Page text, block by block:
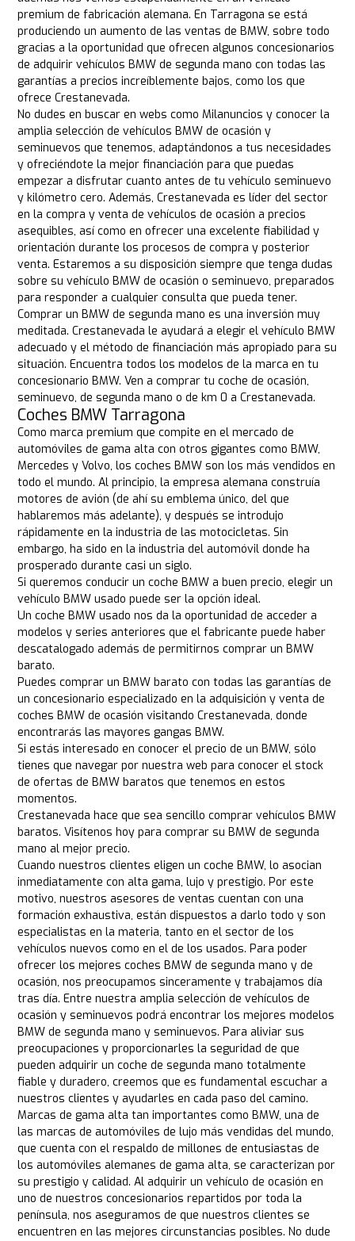
premium de fabricación alemana. En Tarragona se está
produciendo un aumento de las ventas de BMW, sobre todo
gracias a la oportunidad que ofrecen algunos concesionarios
de adquirir vehículos BMW de segunda mano con todas las
garantías a precios increíblemente bajos, como los que
ofrece Crestanevada.
No dudes en buscar en webs como Milanuncios y conocer la
amplia selección de vehículos BMW de ocasión y
seminuevos que tenemos, adaptándonos a tus necesidades
y ofreciéndote la mejor financiación para que puedas
empezar a disfrutar cuanto antes de tu vehículo seminuevo
y kilómetro cero. Además, Crestanevada es líder del sector
en la compra y venta de vehículos de ocasión a precios
asequibles, así como en ofrecer una excelente fiabilidad y
orientación durante los procesos de compra y posterior
venta. Estaremos a su disposición siempre que tenga dudas
sobre su vehículo BMW de ocasión o seminuevo, preparados
para responder a cualquier consulta que pueda tener.
Comprar un BMW de segunda mano es una inversión muy
meditada. Crestanevada le ayudará a elegir el vehículo BMW
adecuado y el método de financiación más apropiado para su
situación. Encuentra todos los modelos de la marca en tu
concesionario BMW. Ven a comprar tu coche de ocasión,
seminuevo, de segunda mano o de km 0 a Crestanevada.
Coches BMW Tarragona
Como marca premium que compite en el mercado de
automóviles de gama alta con otros gigantes como BMW,
Mercedes y Volvo, los coches BMW son los más vendidos en
todo el mundo. Al principio, la empresa alemana construía
motores de avión (de ahí su emblema único, del que
hablaremos más adelante), y después se introdujo
rápidamente en la industria de las motocicletas. Sin
embargo, ha sido en la industria del automóvil donde ha
prosperado durante casi un siglo.
Si queremos conducir un coche BMW a buen precio, elegir un
vehículo BMW usado puede ser la opción ideal.
Un coche BMW usado nos da la oportunidad de acceder a
modelos y series anteriores que el fabricante puede haber
descatalogado además de permitirnos comprar un BMW
barato.
Puedes comprar un BMW barato con todas las garantías de
un concesionario especializado en la adquisición y venta de
coches BMW de ocasión visitando Crestanevada, donde
encontrarás las mayores gangas BMW.
Si estás interesado en conocer el precio de un BMW, sólo
tienes que navegar por nuestra web para conocer el stock
de ofertas de BMW baratos que tenemos en estos
momentos.
Crestanevada hace que sea sencillo comprar vehículos BMW
baratos. Visítenos hoy para comprar su BMW de segunda
mano al mejor precio.
Cuando nuestros clientes eligen un coche BMW, lo asocian
inmediatamente con alta gama, lujo y prestigio. Por este
motivo, nuestros asesores de ventas cuentan con una
formación exhaustiva, están dispuestos a darlo todo y son
especialistas en la materia, tanto en el sector de los
vehículos nuevos como en el de los usados. Para poder
ofrecer los mejores coches BMW de segunda mano y de
ocasión, nos preocupamos sinceramente y trabajamos día
tras día. Entre nuestra amplia selección de vehículos de
ocasión y seminuevos podrá encontrar los mejores modelos
BMW de segunda mano y seminuevos. Para aliviar sus
preocupaciones y proporcionarles la seguridad de que
pueden adquirir un coche de segunda mano totalmente
fiable y duradero, creemos que es fundamental escuchar a
nuestros clientes y ayudarles en cada paso del camino.
Marcas de gama alta tan importantes como BMW, una de
las marcas de automóviles de lujo más vendidas del mundo,
que cuenta con el respaldo de millones de entusiastas de
los automóviles alemanes de gama alta, se caracterizan por
su prestigio y calidad. Al adquirir un vehículo de ocasión en
uno de nuestros concesionarios repartidos por toda la
península, nos aseguramos de que nuestros clientes se
encuentren en las mejores circunstancias posibles. No dude